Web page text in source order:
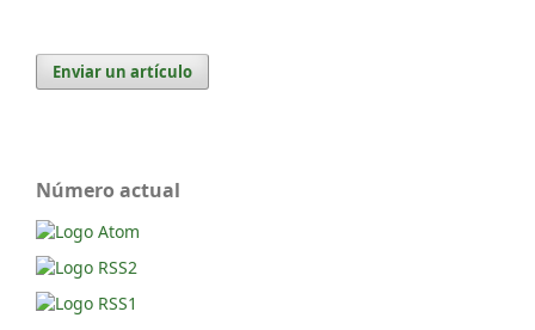
Enviar un artículo
Número actual